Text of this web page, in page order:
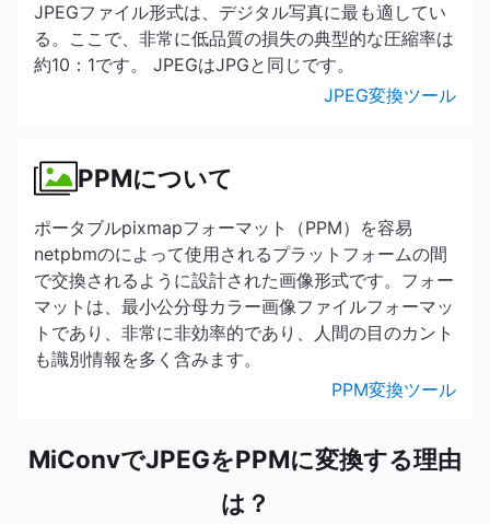
JPEGファイル形式は、デジタル写真に最も適してい
る。ここで、非常に低品質の損失の典型的な圧縮率は
約10：1です。 JPEGはJPGと同じです。
JPEG変換ツール
PPMについて
ポータブルpixmapフォーマット（PPM）を容易
netpbmのによって使用されるプラットフォームの間
で交換されるように設計された画像形式です。フォー
マットは、最小公分母カラー画像ファイルフォーマッ
トであり、非常に非効率的であり、人間の目のカント
も識別情報を多く含みます。
PPM変換ツール
MiConvでJPEGをPPMに変換する理由
は？